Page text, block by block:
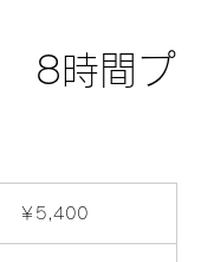
8時間プ
￥5,400